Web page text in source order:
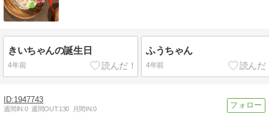
きいちゃんの誕生日
4年前
ふうちゃん
4年前
1947743
週間IN:0 週間OUT:130 月間IN:0